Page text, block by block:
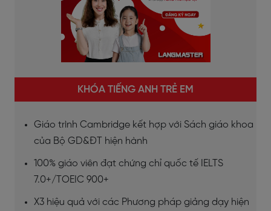
KHÓA TIẾNG ANH TRẺ EM
Giáo trình Cambridge kết hợp với Sách giáo khoa
của Bộ GD&ĐT hiện hành
100% giáo viên đạt chứng chỉ quốc tế IELTS
7.0+/TOEIC 900+
X3 hiệu quả với các Phương pháp giảng dạy hiện